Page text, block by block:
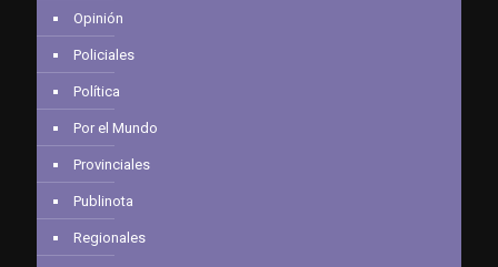
Opinión
Policiales
Política
Por el Mundo
Provinciales
Publinota
Regionales